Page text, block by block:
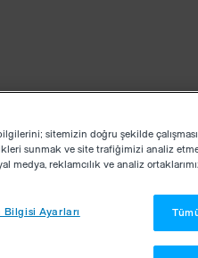
bilgilerini; sitemizin doğru şekilde
sunmak ve site trafiğimizi analiz
medya, reklamcılık ve analiz
Bilgisi Ayarları